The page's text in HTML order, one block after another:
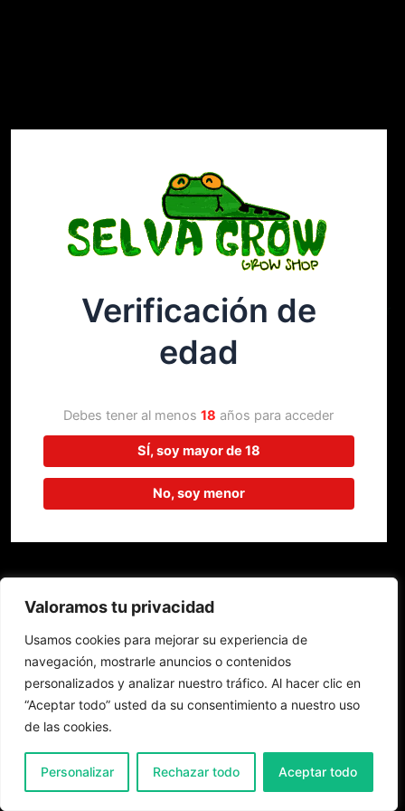
Valoramos tu privacidad
Usamos cookies para mejorar su experiencia de
navegación, mostrarle anuncios o contenidos
personalizados y analizar nuestro tráfico. Al hacer clic en
“Aceptar todo” usted da su consentimiento a nuestro uso
de las cookies.
Personalizar Rechazar todo Aceptar todo
¡Disculpa este desastre! Estamos
trabajando en algo increíble,
¡vuelve pronto!
Verificación de
edad
Debes tener al menos18 años para acceder
SÍ, soy mayor de 18
No, soy menor